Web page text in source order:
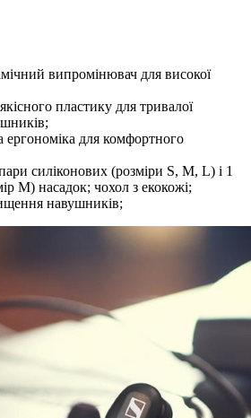
випромінювач для високої
пластику для тривалої
для комфортного
силіконових (розміри S, M, L) і 1
М) насадок; чохол з екокожі;
навушників;